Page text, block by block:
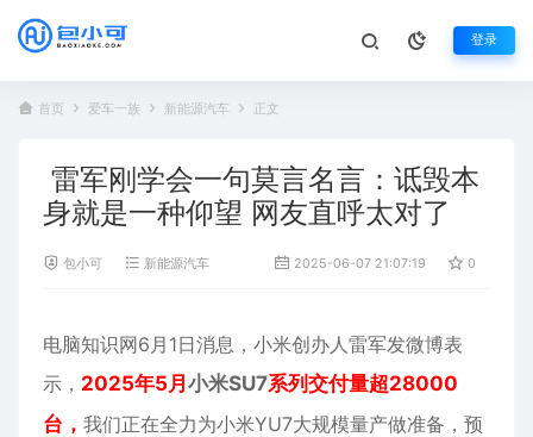
登录
首页 爱车一族 新能源汽车 正文
雷军刚学会一句莫言名言：诋毁本
身就是一种仰望 网友直呼太对了
包小可 新能源汽车 2025-06-07 21:07:19 0
电脑知识网6月1日消息， 小米创办人雷军发微博表
示， 2025年5月 小米SU7系列交付量超28000
台， 我们正在全力为小米YU7大规模量产做准备，预